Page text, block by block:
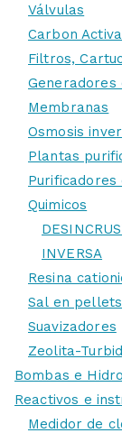
Válvulas
Carbon
Filtros,
Generadores
Membranas
Osmosis
Plantas
Quimicos
INVERSA
Resina
Sal en pellets
Suavizadores
Zeolita-
Bombas e
Reactivos e
Medidor de